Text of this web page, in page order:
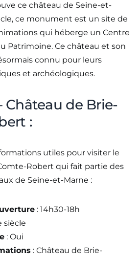
ce château de Seine-et-
ce monument est un site de
qui héberge un Centre
Patrimoine. Ce château et son
connu pour leurs
et archéologiques.
Château de Brie-
:
utiles pour visiter le
Robert qui fait partie des
de Seine-et-Marne :
: 14h30-18h
siècle
: Oui
: Château de Brie-